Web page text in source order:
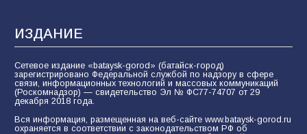
ИЗДАНИЕ
Сетевое издание «bataysk-gorod» (батайск-город)
зарегистрировано Федеральной службой по надзору в сфере
связи, информационных технологий и массовых коммуникаций
(Роскомнадзор) — свидетельство Эл № ФС77-74707 от 29
декабря 2018 года.
Вся информация, размещенная на веб-сайте www.bataysk-gorod.ru
охраняется в соответствии с законодательством РФ об